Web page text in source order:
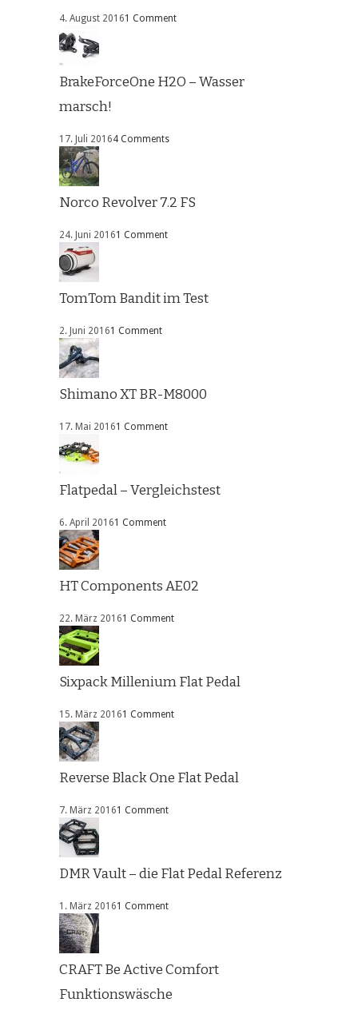
4. August 20161 Comment
BrakeForceOne H2O – Wasser
marsch!
17. Juli 20164 Comments
Norco Revolver 7.2 FS
24. Juni 20161 Comment
TomTom Bandit im Test
2. Juni 20161 Comment
Shimano XT BR-M8000
17. Mai 20161 Comment
Flatpedal – Vergleichstest
6. April 20161 Comment
HT Components AE02
22. März 20161 Comment
Sixpack Millenium Flat Pedal
15. März 20161 Comment
Reverse Black One Flat Pedal
7. März 20161 Comment
DMR Vault – die Flat Pedal Referenz
1. März 20161 Comment
CRAFT Be Active Comfort
Funktionswäsche